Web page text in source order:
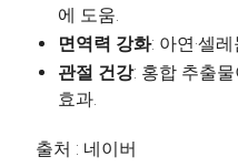
에 도움.
면역력 강화: 아연·셀
관절 건강: 홍합 추출물
효과.
출처 : 네이버